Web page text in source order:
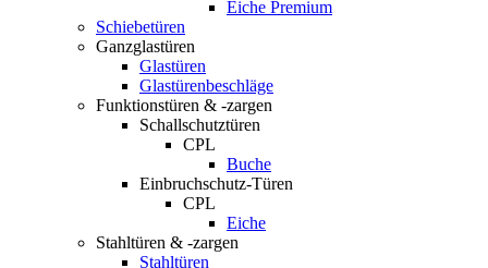
Eiche Premium
Schiebetüren
Ganzglastüren
Glastüren
Glastürenbeschläge
Funktionstüren & -zargen
Schallschutztüren
CPL
Buche
Einbruchschutz-Türen
CPL
Eiche
Stahltüren & -zargen
Stahltüren